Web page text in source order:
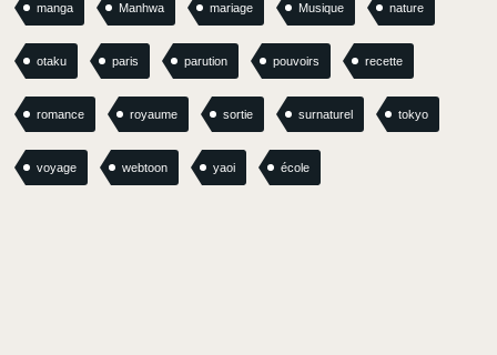
manga Manhwa mariage Musique nature
otaku paris parution pouvoirs recette
romance royaume sortie surnaturel tokyo
voyage webtoon yaoi école